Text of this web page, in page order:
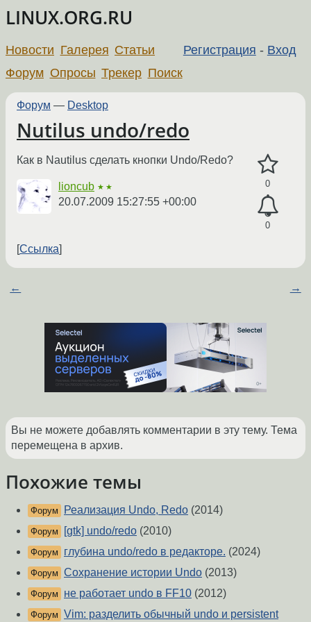
LINUX.ORG.RU
Регистрация - Вход
Новости Галерея Статьи
Форум Опросы Трекер Поиск
Форум — Desktop
Nutilus undo/redo
0
0
Как в Nautilus сделать кнопки Undo/Redo?
lioncub ★★
20.07.2009 15:27:55 +00:00
Ссылка
← →
Вы не можете добавлять комментарии в эту тему. Тема
перемещена в архив.
Похожие темы
Форум Реализация Undo, Redo (2014)
Форум [gtk] undo/redo (2010)
Форум глубина undo/redo в редакторе. (2024)
Форум Сохранение истории Undo (2013)
Форум не работает undo в FF10 (2012)
Форум Vim: разделить обычный undo и persistent